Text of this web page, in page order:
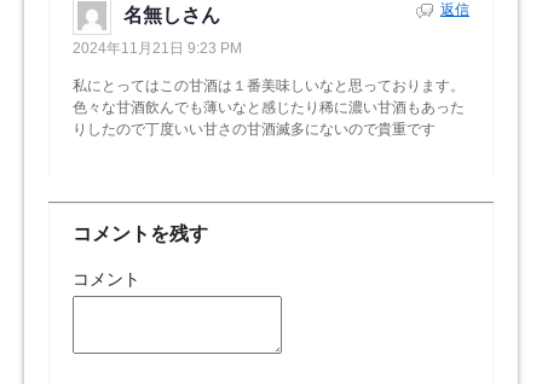
名無しさん
2024年11月21日 9:23 PM
私にとってはこの甘酒は１番美味しいなと思っております。
色々な甘酒飲んでも薄いなと感じたり稀に濃い甘酒もあった
りしたので丁度いい甘さの甘酒滅多にないので貴重です
返信
コメントを残す
コメント